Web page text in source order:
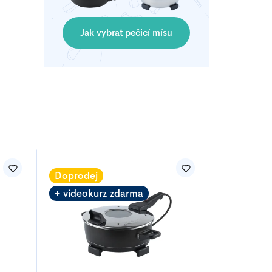
Jak vybrat pečicí mísu
Doprodej
+ videokurz zdarma